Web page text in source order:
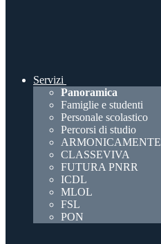
Servizi
Panoramica
Famiglie e studenti
Personale scolastico
Percorsi di studio
ARMONICAMENTE
CLASSEVIVA
FUTURA PNRR
ICDL
MLOL
FSL
PON